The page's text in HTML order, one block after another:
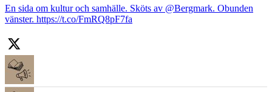
En sida om kultur och samhälle. Sköts av @Bergmark. Obunden
vänster. https://t.co/FmRQ8pF7fa